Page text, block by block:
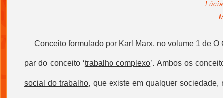
Conceito formulado por Karl Marx, no volume 1 de O
par do conceito ‘trabalho complexo’. Ambos os
social do trabalho, que existe em qualquer sociedade,